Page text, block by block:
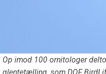
Op imod 100 ornitologer
glentetælling, som DOF